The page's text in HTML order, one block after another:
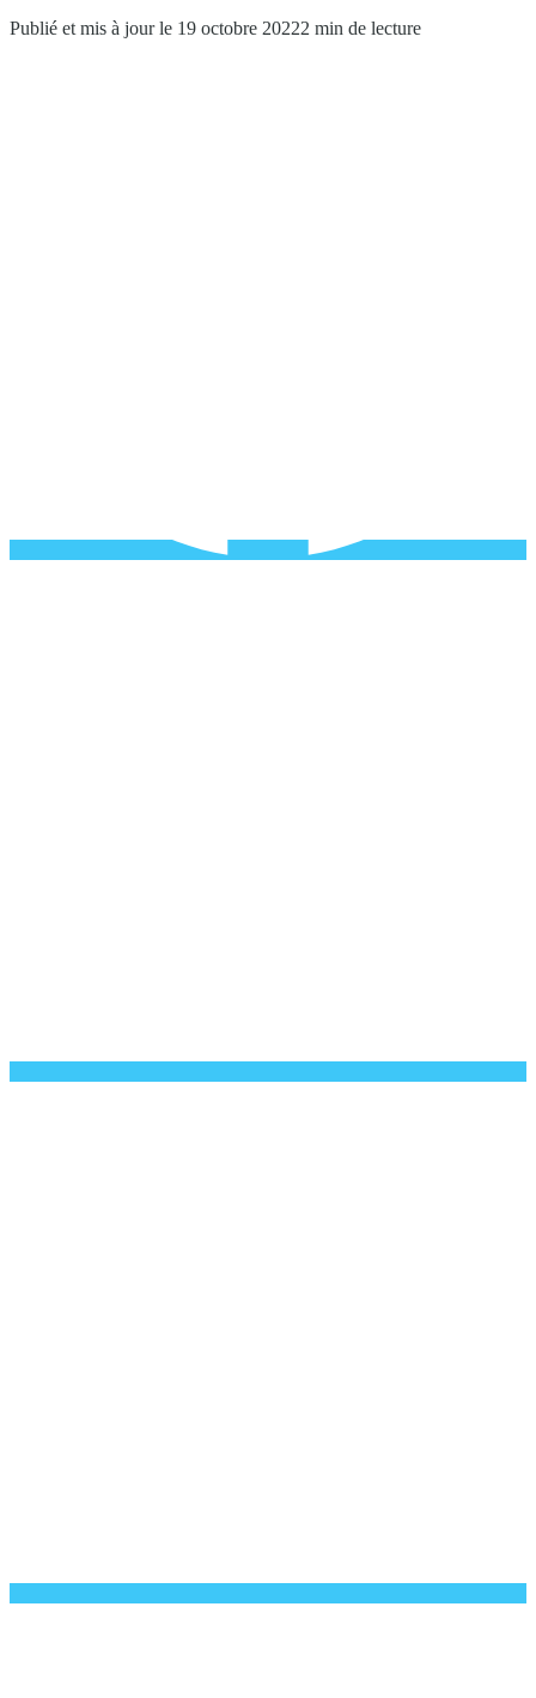
Publié et mis à jour le 19 octobre 20222 min de lecture